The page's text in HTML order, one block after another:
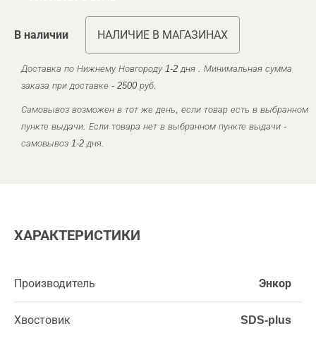
В наличии НАЛИЧИЕ В МАГАЗИНАХ
Доставка по Нижнему Новгороду 1-2 дня . Минимальная сумма
заказа при доставке - 2500 руб.
Самовывоз возможен в тот же день, если товар есть в выбранном
пункте выдачи. Если товара нет в выбранном пункте выдачи -
самовывоз 1-2 дня.
ХАРАКТЕРИСТИКИ
Производитель Энкор
Хвостовик SDS-plus